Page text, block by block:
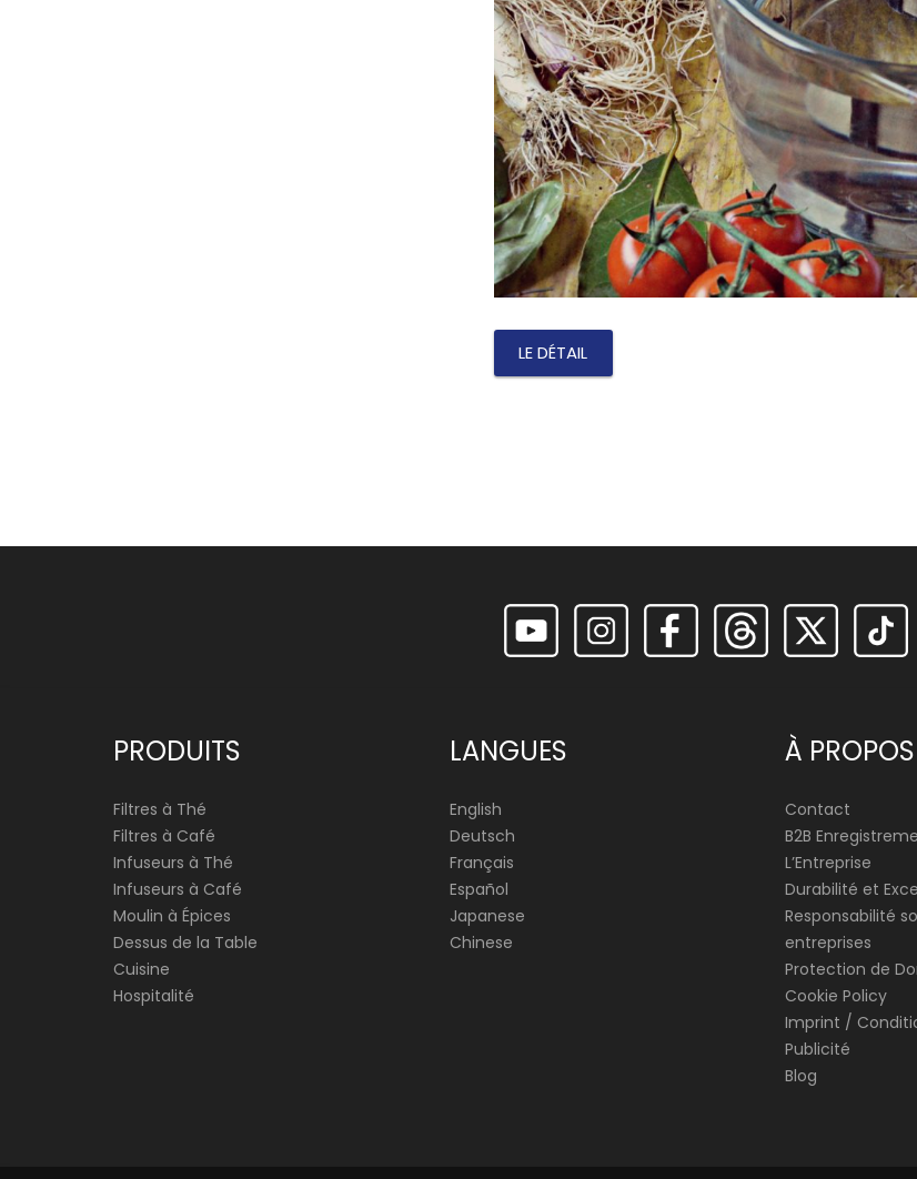
LE DÉTAIL
PRODUITS
Filtres à Thé
Filtres à Café
Infuseurs à Thé
Infuseurs à Café
Moulin à Épices
Dessus de la Table
Cuisine
Hospitalité
LANGUES
English
Deutsch
Français
Español
Japanese
Chinese
À
Contact
B2B
L’Entreprise
Durabilité et
Responsabilité
entreprises
Protection de
Cookie Policy
Imprint /
Publicité
Blog